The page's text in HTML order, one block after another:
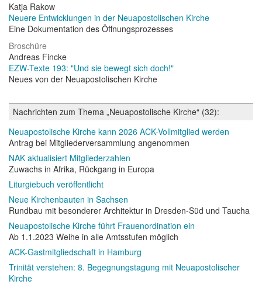
Katja Rakow
Neuere Entwicklungen in der Neuapostolischen Kirche
Eine Dokumentation des Öffnungsprozesses
Broschüre
Andreas Fincke
EZW-Texte 193: "Und sie bewegt sich doch!"
Neues von der Neuapostolischen Kirche
Nachrichten zum Thema „Neuapostolische Kirche“ (32):
Neuapostolische Kirche kann 2026 ACK-Vollmitglied werden
Antrag bei Mitgliederversammlung angenommen
NAK aktualisiert Mitgliederzahlen
Zuwachs in Afrika, Rückgang in Europa
Liturgiebuch veröffentlicht
Neue Kirchenbauten in Sachsen
Rundbau mit besonderer Architektur in Dresden-Süd und Taucha
Neuapostolische Kirche führt Frauenordination ein
Ab 1.1.2023 Weihe in alle Amtsstufen möglich
ACK-Gastmitgliedschaft in Hamburg
Trinität verstehen: 8. Begegnungstagung mit Neuapostolischer
Kirche